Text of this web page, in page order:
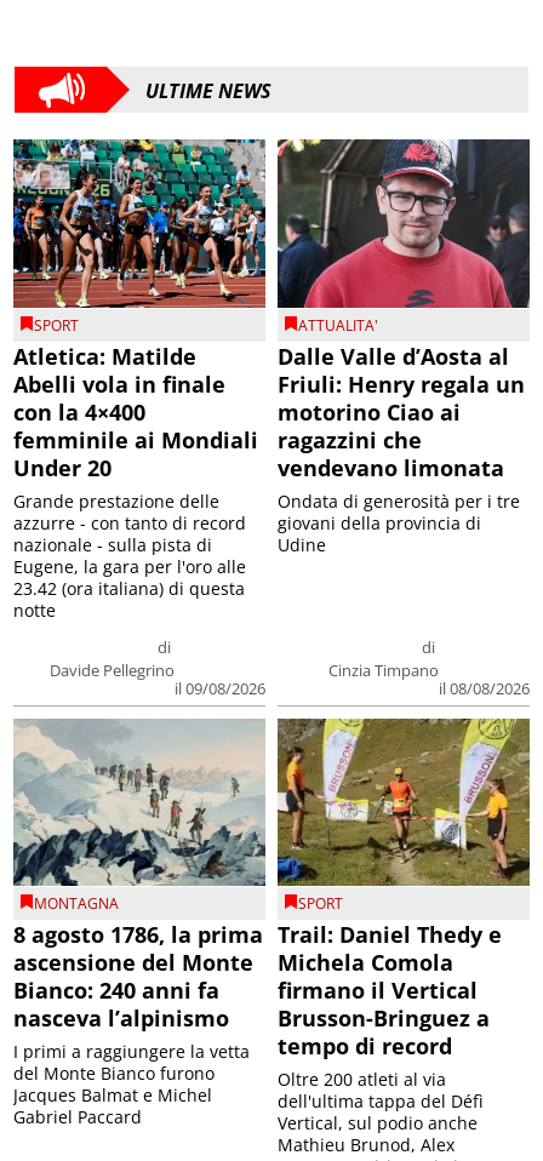
ULTIME NEWS
SPORT
Atletica: Matilde
Abelli vola in finale
con la 4×400
femminile ai Mondiali
Under 20
di
Davide Pellegrino
il 09/08/2026
Grande prestazione delle
azzurre - con tanto di record
nazionale - sulla pista di
Eugene, la gara per l'oro alle
23.42 (ora italiana) di questa
notte
ATTUALITA'
Dalle Valle d’Aosta al
Friuli: Henry regala un
motorino Ciao ai
ragazzini che
vendevano limonata
di
Cinzia Timpano
il 08/08/2026
Ondata di generosità per i tre
giovani della provincia di
Udine
MONTAGNA
8 agosto 1786, la prima
ascensione del Monte
Bianco: 240 anni fa
nasceva l’alpinismo
I primi a raggiungere la vetta
del Monte Bianco furono
Jacques Balmat e Michel
Gabriel Paccard
SPORT
Trail: Daniel Thedy e
Michela Comola
firmano il Vertical
Brusson-Bringuez a
tempo di record
Oltre 200 atleti al via
dell'ultima tappa del Défì
Vertical, sul podio anche
Mathieu Brunod, Alex